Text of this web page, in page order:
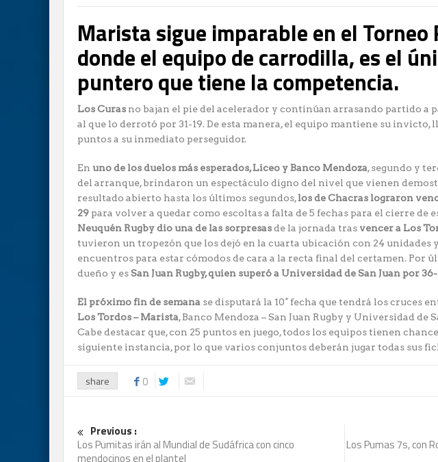
Marista sigue imparable en el Torneo
donde el equipo de carrodilla, es el
puntero que tiene la competencia.
Los Curas no bajan el pie del acelerador y continúan arrasando partido a
al que lo derrotó por 31-19. De esta manera, el equipo mantiene su invicto,
puntos a su inmediato perseguidor.
En uno de los duelos más esperados, Liceo y Banco Mendoza, segundo y
del arranque, brindaron un espectáculo digno del nivel que vienen
resultado abierto hasta los últimos segundos,los de Chacras lograron
29 para volver a quedar como escoltas a falta de 5 fechas para el cierre de
Neuquén Rugby dio una de las sorpresasde la jornada tras vencer a Los
tuvieron un tropezón que los dejó en la cuarta ubicación con 24 unidades
encuentros para estar cómodos de cara a la recta final del certamen. Por
dueño y esSan Juan Rugby, quien superó a Universidad de San Juan por
El próximo fin de semana se disputará la 10° fecha que tendrá los cruces
Los Tordos – Marista, Banco Mendoza – San Juan Rugby y Universidad de
Cabe destacar que, con 25 puntos en juego, todos los equipos tienen
siguiente instancia, por lo que varios conjuntos deberán jugar todas sus
share 0
Previous :
Los Pumitas irán al Mundial de Sudáfrica con cinco
mendocinos en el plantel
Los Pumas 7s, con